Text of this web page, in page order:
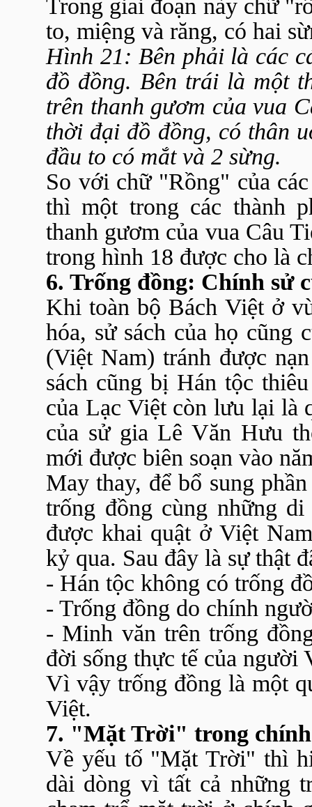
Trong giai đoạn này chữ
to, miệng và răng, có hai
Hình 21: Bên phải là các
đồ đồng. Bên trái là một
trên thanh gươm của vua
thời đại đồ đồng, có thân
đầu to có mắt và 2 sừng.
So với chữ "Rồng" của
thì một trong các thành
thanh gươm của vua Câu
trong hình 18 được cho là
6. Trống đồng: Chính sử
Khi toàn bộ Bách Việt ở
hóa, sử sách của họ cũng
(Việt Nam) tránh được
sách cũng bị Hán tộc
của Lạc Việt còn lưu lại
của sử gia Lê Văn Hưu
mới được biên soạn vào
May thay, để bổ sung
trống đồng cùng những
được khai quật ở Việt
kỷ qua. Sau đây là sự thật
- Hán tộc không có trống
- Trống đồng do chính
- Minh văn trên trống
đời sống thực tế của người
Vì vậy trống đồng là một
Việt.
7. "Mặt Trời" trong
Về yếu tố "Mặt Trời" thì
dài dòng vì tất cả những